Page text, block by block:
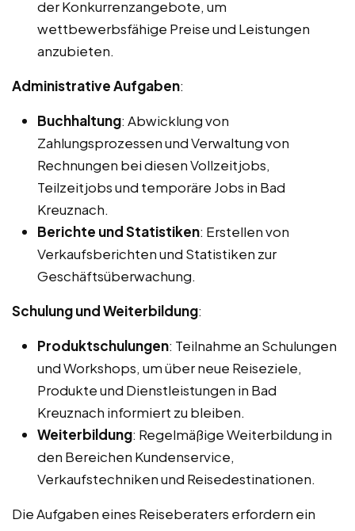
der Konkurrenzangebote, um
wettbewerbsfähige Preise und Leistungen
anzubieten.
Administrative Aufgaben:
Buchhaltung: Abwicklung von
Zahlungsprozessen und Verwaltung von
Rechnungen bei diesen Vollzeitjobs,
Teilzeitjobs und temporäre Jobs in Bad
Kreuznach.
Berichte und Statistiken: Erstellen von
Verkaufsberichten und Statistiken zur
Geschäftsüberwachung.
Schulung und Weiterbildung:
Produktschulungen: Teilnahme an Schulungen
und Workshops, um über neue Reiseziele,
Produkte und Dienstleistungen in Bad
Kreuznach informiert zu bleiben.
Weiterbildung: Regelmäßige Weiterbildung in
den Bereichen Kundenservice,
Verkaufstechniken und Reisedestinationen.
Die Aufgaben eines Reiseberaters erfordern ein